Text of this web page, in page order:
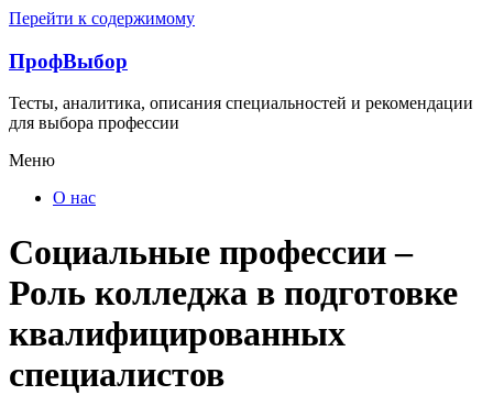
Перейти к содержимому
ПрофВыбор
Тесты, аналитика, описания специальностей и рекомендации
для выбора профессии
Меню
О нас
Социальные профессии –
Роль колледжа в подготовке
квалифицированных
специалистов